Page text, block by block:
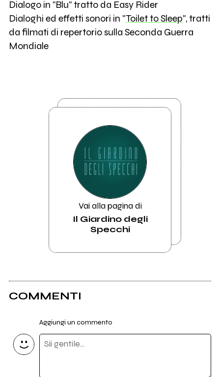
Dialogo in "Blu" tratto da Easy Rider
Dialoghi ed effetti sonori in "Toilet to Sleep", tratti
da filmati di repertorio sulla Seconda Guerra
Mondiale
Vai alla pagina di
Il Giardino degli
Specchi
COMMENTI
Aggiungi un commento